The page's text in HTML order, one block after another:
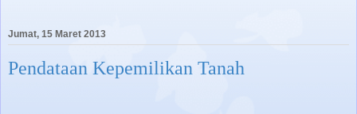
Jumat, 15 Maret 2013
Pendataan Kepemilikan Tanah